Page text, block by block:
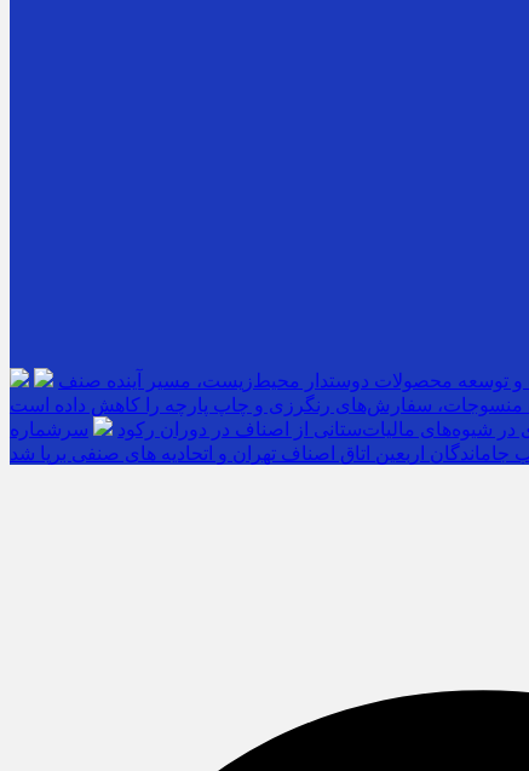
و توسعه محصولات دوستدار محیط‌زیست، مسیر آینده صنف
سفارش‌های رنگرزی و چاپ پارچه را کاهش داده است
شیوه‌های مالیات‌ستانی از اصناف در دوران رکود
جاماندگان اربعین اتاق اصناف تهران و اتحادیه های صنفی برپا شد